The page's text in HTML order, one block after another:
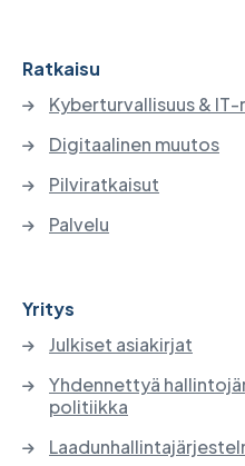
Ratkaisu
Kyberturvallisuus &
Digitaalinen muutos
Pilviratkaisut
Palvelu
Yritys
Julkiset asiakirjat
Yhdennettyä
politiikka